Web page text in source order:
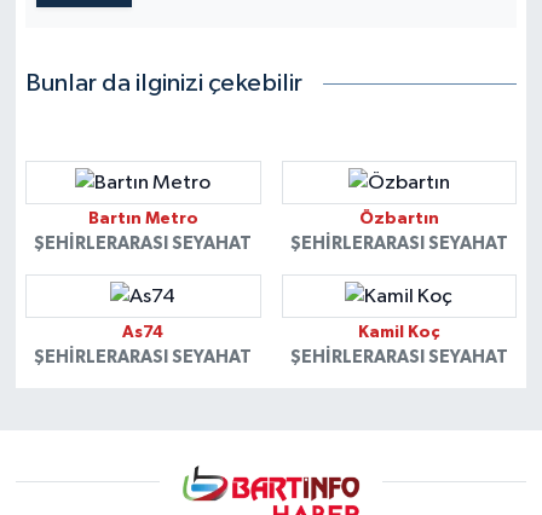
Bunlar da ilginizi çekebilir
Bartın Metro
ŞEHIRLERARASI SEYAHAT
Özbartın
ŞEHIRLERARASI SEYAHAT
As74
ŞEHIRLERARASI SEYAHAT
Kamil Koç
ŞEHIRLERARASI SEYAHAT